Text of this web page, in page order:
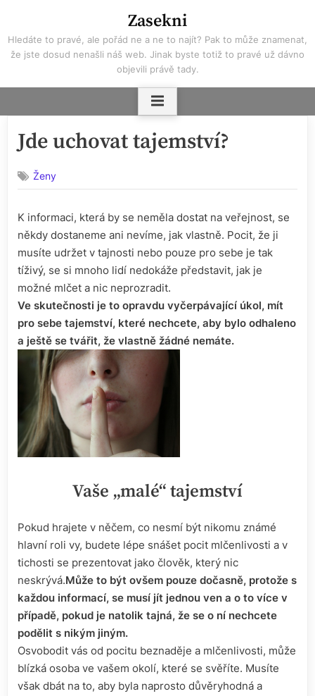
content
Zasekni
Hledáte to pravé, ale pořád ne a ne to najít? Pak to může znamenat,
že jste dosud nenašli náš web. Jinak byste totiž to pravé už dávno
objevili právě tady.
Jde uchovat tajemství?
Ženy
K informaci, která by se neměla dostat na veřejnost, se
někdy dostaneme ani nevíme, jak vlastně. Pocit, že ji
musíte udržet v tajnosti nebo pouze pro sebe je tak
tíživý, se si mnoho lidí nedokáže představit, jak je
možné mlčet a nic neprozradit.
Ve skutečnosti je to opravdu vyčerpávající úkol, mít
pro sebe tajemství, které nechcete, aby bylo odhaleno
a ještě se tvářit, že vlastně žádné nemáte.
Vaše „malé“ tajemství
Pokud hrajete v něčem, co nesmí být nikomu známé
hlavní roli vy, budete lépe snášet pocit mlčenlivosti a v
tichosti se prezentovat jako člověk, který nic
neskrývá.Může to být ovšem pouze dočasně, protože s
každou informací, se musí jít jednou ven a o to více v
případě, pokud je natolik tajná, že se o ní nechcete
podělit s nikým jiným.
Osvobodit vás od pocitu beznaděje a mlčenlivosti, může
blízká osoba ve vašem okolí, které se svěříte. Musíte
však dbát na to, aby byla naprosto důvěryhodná a